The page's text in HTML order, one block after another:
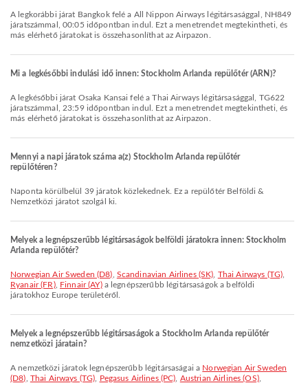
A legkorábbi járat Bangkok felé a All Nippon Airways légitársasággal, NH849
járatszámmal, 00:05 időpontban indul. Ezt a menetrendet megtekintheti, és
más elérhető járatokat is összehasonlíthat az Airpazon.
Mi a legkésőbbi indulási idő innen: Stockholm Arlanda repülőtér (ARN)?
A legkésőbbi járat Osaka Kansai felé a Thai Airways légitársasággal, TG622
járatszámmal, 23:59 időpontban indul. Ezt a menetrendet megtekintheti, és
más elérhető járatokat is összehasonlíthat az Airpazon.
Mennyi a napi járatok száma a(z) Stockholm Arlanda repülőtér
repülőtéren?
Naponta körülbelül 39 járatok közlekednek. Ez a repülőtér Belföldi &
Nemzetközi járatot szolgál ki.
Melyek a legnépszerűbb légitársaságok belföldi járatokra innen: Stockholm
Arlanda repülőtér?
Norwegian Air Sweden (D8) Scandinavian Airlines (SK) Thai Airways (TG)
Ryanair (FR), Finnair (AY)a legnépszerűbb légitársaságok a belföldi
járatokhoz Europe területéről.
Melyek a legnépszerűbb légitársaságok a Stockholm Arlanda repülőtér
nemzetközi járatain?
A nemzetközi járatok legnépszerűbb légitársaságai a Norwegian Air Sweden
(D8) Thai Airways (TG) Pegasus Airlines (PC) Austrian Airlines (OS),